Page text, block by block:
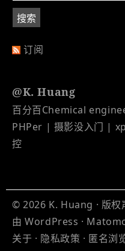
订阅
@K. Huang
百分百Chemical
PHPer | 摄影没入门 |
控
© 2026 K. Huang · 版权
由WordPress ·
关于 · 隐私政策 · 匿名浏